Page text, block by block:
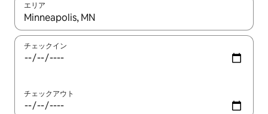
エリア
検索結果が表示されたら、上下の矢印キーを使って移動するか
チェックイン
チェックアウト